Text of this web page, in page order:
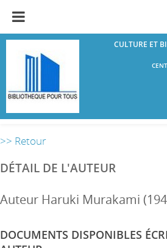
CULTURE ET
>> Retour
DÉTAIL DE L'AUTEUR
Auteur Haruki Murakami
DOCUMENTS DISPONIBLES